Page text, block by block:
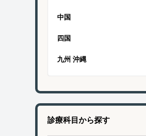
中国
四国
九州 沖縄
診療科目から探す